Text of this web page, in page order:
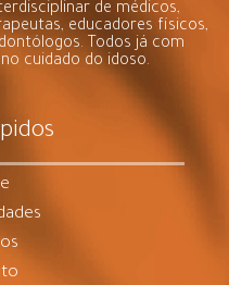
de médicos,
educadores físicos,
Todos já com
cuidado do idoso.